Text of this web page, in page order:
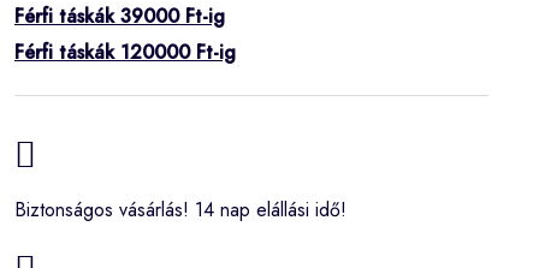
Férfi táskák 39000 Ft-ig
Férfi táskák 120000 Ft-ig
Biztonságos vásárlás! 14 nap elállási idő!